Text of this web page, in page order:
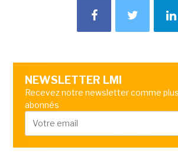
NEWSLETTER LMI
Recevez notre newsletter comme
abonnés